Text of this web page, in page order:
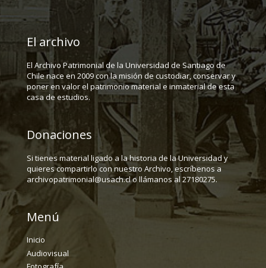
El archivo
El Archivo Patrimonial de la Universidad de Santiago de
Chile nace en 2009 con la misión de custodiar, conservar y
poner en valor el patrimonio material e inmaterial de esta
casa de estudios.
Donaciones
Si tienes material ligado a la historia de la Universidad y
quieres compartirlo con nuestro Archivo, escríbenos a
archivopatrimonial@usach.cl o llámanos al 27180275.
Menú
Inicio
Audiovisual